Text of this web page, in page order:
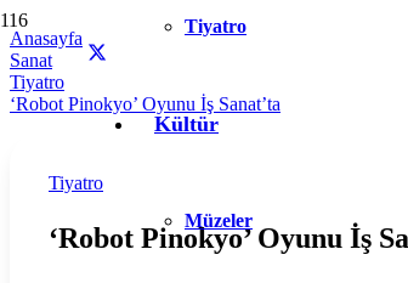
Tiyatro
Kültür
Müzeler
Anasayfa
Sanat
Tiyatro
‘Robot Pinokyo’ Oyunu İş Sanat’ta
Tiyatro
‘Robot Pinokyo’ Oyunu İş